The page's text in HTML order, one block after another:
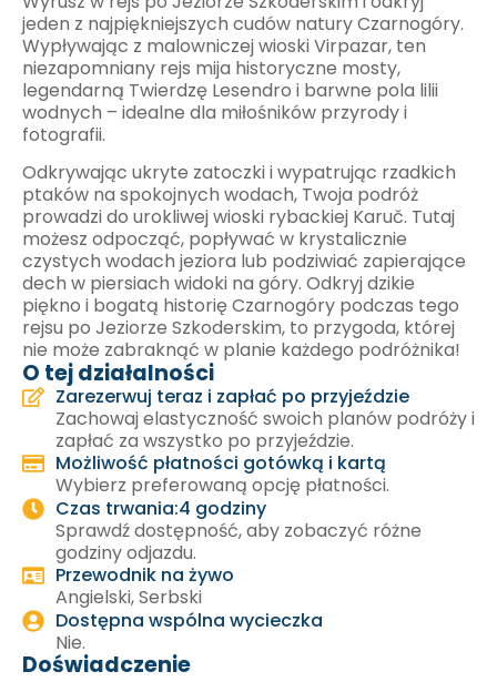
jeden z najpiękniejszych cudów natury Czarnogóry.
Wypływając z malowniczej wioski Virpazar, ten
niezapomniany rejs mija historyczne mosty,
legendarną Twierdzę Lesendro i barwne pola lilii
wodnych – idealne dla miłośników przyrody i
fotografii.
Odkrywając ukryte zatoczki i wypatrując rzadkich
ptaków na spokojnych wodach, Twoja podróż
prowadzi do urokliwej wioski rybackiej Karuč. Tutaj
możesz odpocząć, popływać w krystalicznie
czystych wodach jeziora lub podziwiać zapierające
dech w piersiach widoki na góry. Odkryj dzikie
piękno i bogatą historię Czarnogóry podczas tego
rejsu po Jeziorze Szkoderskim, to przygoda, której
nie może zabraknąć w planie każdego podróżnika!
O tej działalności
Zarezerwuj teraz i zapłać po przyjeździe
Zachowaj elastyczność swoich planów podróży i
zapłać za wszystko po przyjeździe.
Możliwość płatności gotówką i kartą
Wybierz preferowaną opcję płatności.
Czas trwania:4 godziny
Sprawdź dostępność, aby zobaczyć różne
godziny odjazdu.
Przewodnik na żywo
Angielski, Serbski
Dostępna wspólna wycieczka
Nie.
Doświadczenie